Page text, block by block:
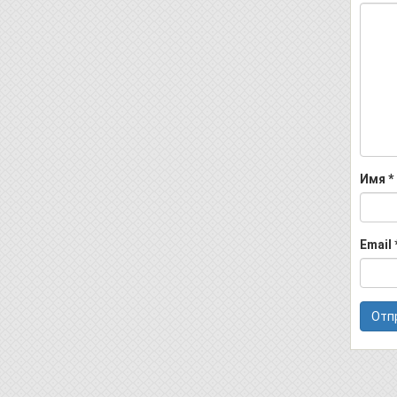
Имя *
Email